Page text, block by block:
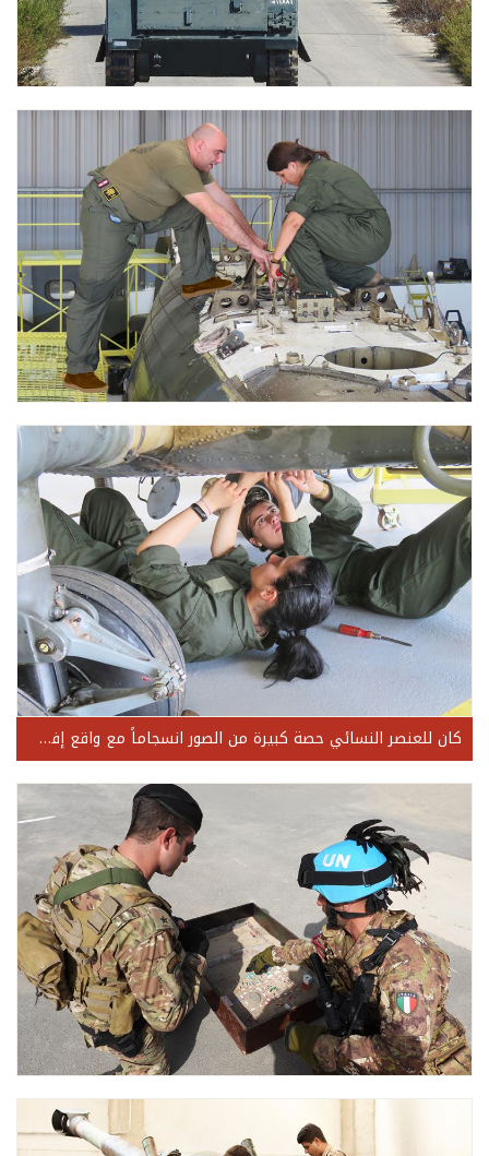
كان للعنصر النسائي حصة كبيرة من الصور انسجاماً مع واقع إفساح مجال انخراط الإناث في مختلف ميادين الحياة العسكرية ومهماتها، ليكون الرجال والنساء معًا في خدمة الوطن.